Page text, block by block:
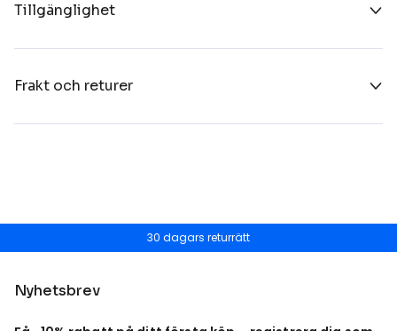
Tillgänglighet
Frakt och returer
30 dagars returrätt
Nyhetsbrev